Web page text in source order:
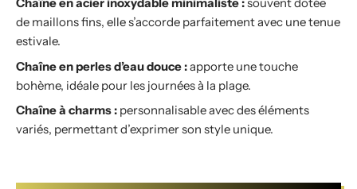
de maillons fins, elle s’accorde parfaitement avec une tenue
estivale.
Chaîne en perles d’eau douce :apporte une touche
bohème, idéale pour les journées à la plage.
Chaîne à charms : personnalisable avec des éléments
variés, permettant d’exprimer son style unique.